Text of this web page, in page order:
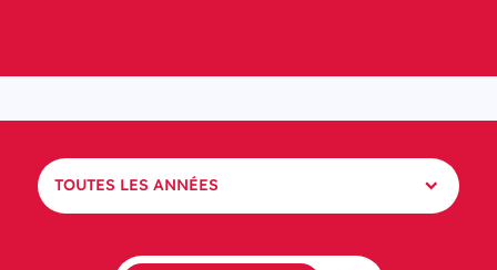
TOUTES LES ANNÉES